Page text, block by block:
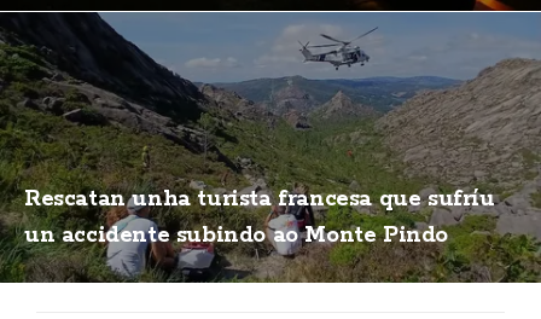
Rescatan unha turista francesa que sufríu
un accidente subindo ao Monte Pindo